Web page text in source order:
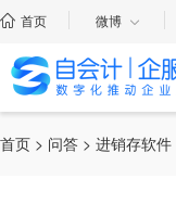
首页 微博
首页 > 问答 > 进销存软件